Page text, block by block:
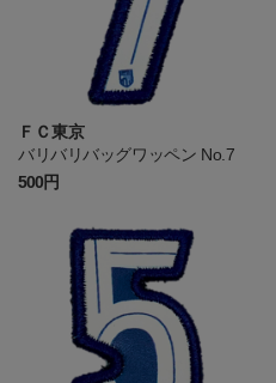
ＦＣ東京
バリバリバッグワッペン No.7
500円